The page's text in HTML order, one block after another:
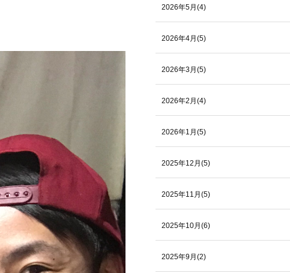
2026年5月(4)
2026年4月(5)
2026年3月(5)
2026年2月(4)
2026年1月(5)
2025年12月(5)
2025年11月(5)
2025年10月(6)
2025年9月(2)